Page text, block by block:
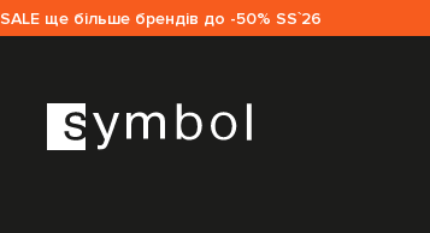
SALE ще більше брендів до -50% SS`26